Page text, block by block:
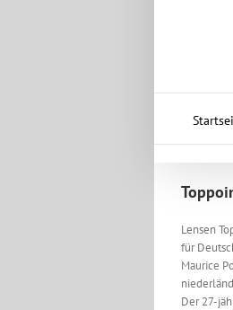
Lensen
für
Maurice
Der 27-